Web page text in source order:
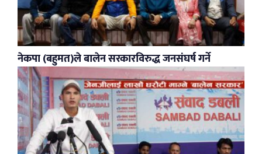
नेकपा (बहुमत)ले बालेन सरकारविरुद्ध जनसंघर्ष गर्ने